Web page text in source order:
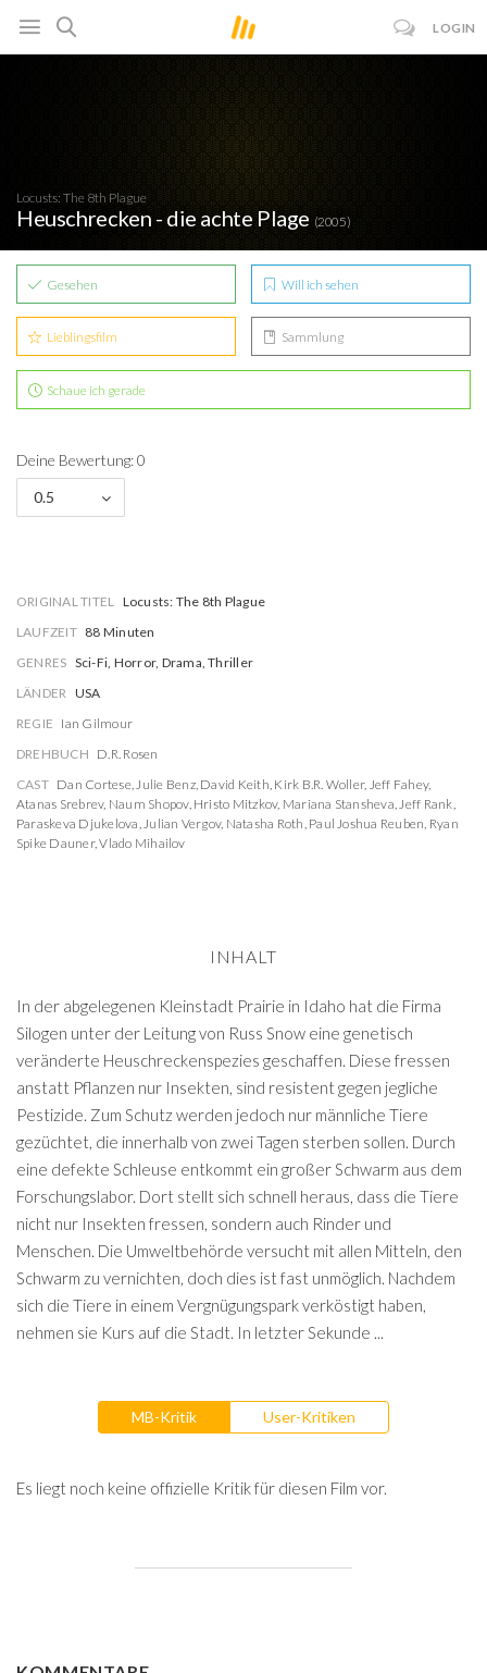
LOGIN
Locusts: The 8th Plague
Heuschrecken - die achte Plage (2005)
Gesehen Will ich sehen
Lieblingsfilm Sammlung
Schaue ich gerade
Deine Bewertung: 0
0.5
ORIGINAL TITEL Locusts: The 8th Plague
LAUFZEIT 88 Minuten
GENRES Sci-Fi, Horror, Drama, Thriller
LÄNDER USA
REGIE Ian Gilmour
DREHBUCH D.R. Rosen
CAST Dan Cortese,Julie Benz, David Keith, Kirk B.R. Woller, Jeff Fahey,
Atanas Srebrev, Naum Shopov, Hristo Mitzkov, Mariana Stansheva,Jeff Rank,
Paraskeva Djukelova,Julian Vergov, Natasha Roth, Paul Joshua Reuben, Ryan
Spike Dauner,Vlado Mihailov
INHALT
In der abgelegenen Kleinstadt Prairie in Idaho hat die Firma
Silogen unter der Leitung von Russ Snow eine genetisch
veränderte Heuschreckenspezies geschaffen. Diese fressen
anstatt Pflanzen nur Insekten, sind resistent gegen jegliche
Pestizide. Zum Schutz werden jedoch nur männliche Tiere
gezüchtet, die innerhalb von zwei Tagen sterben sollen. Durch
eine defekte Schleuse entkommt ein großer Schwarm aus dem
Forschungslabor. Dort stellt sich schnell heraus, dass die Tiere
nicht nur Insekten fressen, sondern auch Rinder und
Menschen. Die Umweltbehörde versucht mit allen Mitteln, den
Schwarm zu vernichten, doch dies ist fast unmöglich. Nachdem
sich die Tiere in einem Vergnügungspark verköstigt haben,
nehmen sie Kurs auf die Stadt. In letzter Sekunde ...
MB-Kritik User-Kritiken
Es liegt noch keine offizielle Kritik für diesen Film vor.